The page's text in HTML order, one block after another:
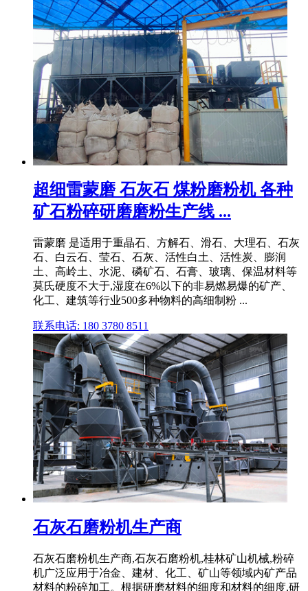
超细雷蒙磨 石灰石 煤粉磨粉机 各种
矿石粉碎研磨磨粉生产线 ...
雷蒙磨 是适用于重晶石、方解石、滑石、大理石、石灰
石、白云石、莹石、石灰、活性白土、活性炭、膨润
土、高岭土、水泥、磷矿石、石膏、玻璃、保温材料等
莫氏硬度不大于,湿度在6%以下的非易燃易爆的矿产、
化工、建筑等行业500多种物料的高细制粉 ...
联系电话: 180 3780 8511
石灰石磨粉机生产商
石灰石磨粉机生产商,石灰石磨粉机,桂林矿山机械,粉碎
机广泛应用于冶金、建材、化工、矿山等领域内矿产品
材料的粉碎加工。根据研磨材料的细度和材料的细度,研